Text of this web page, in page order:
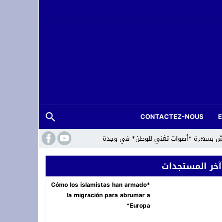
CONTACTEZ-NOUS
بسهرة *أصوات تغني للوطن* في وجدة
آخر المستجدات
*Cómo los islamistas han armado
la migración para abrumar a
Europa*